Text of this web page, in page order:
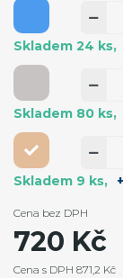
Skladem 24 ks
Skladem 80 ks
Skladem 9 ks
Cena bez DPH
720 Kč
Cena s DPH 871,2 Kč